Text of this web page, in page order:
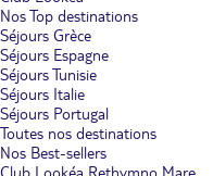
Nos Top destinations
Séjours Grèce
Séjours Espagne
Séjours Tunisie
Séjours Italie
Séjours Portugal
Toutes nos destinations
Nos Best-sellers